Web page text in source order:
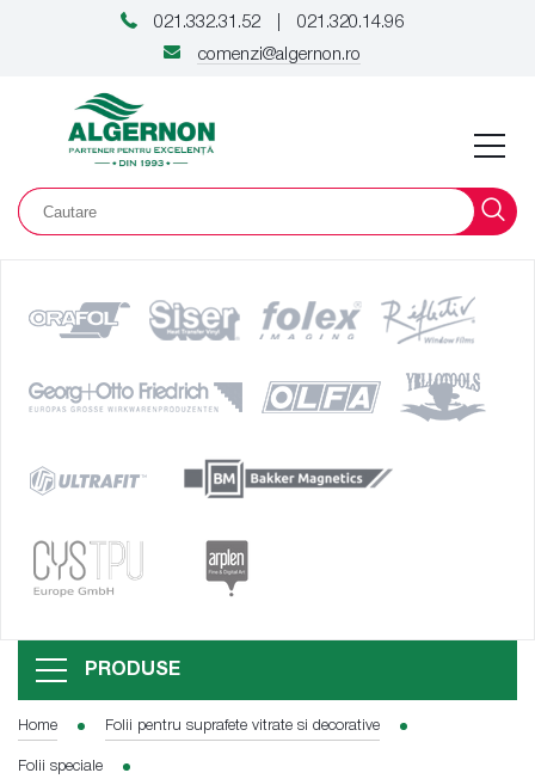
021.332.31.52
021.320.14.96
comenzi@algernon.ro
PRODUSE
Home Folii pentru suprafete vitrate si decorative
Folii speciale